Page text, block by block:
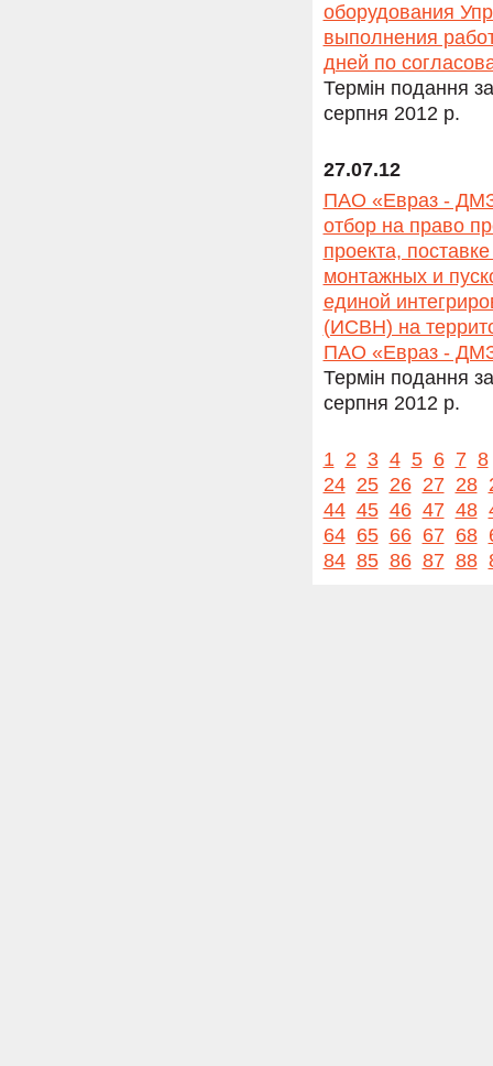
оборудования
выполнения
дней по
Термін подання
серпня 2012 р.
27.07.12
ПАО «Евраз - ДМЗ
отбор на право
проекта,
монтажных и
единой
(ИСВН) на
ПАО «Евраз -
Термін подання
серпня 2012 р.
1 2 3 4 5 6 7 8
24 25 26 27 28
44 45 46 47 48
64 65 66 67 68
84 85 86 87 88